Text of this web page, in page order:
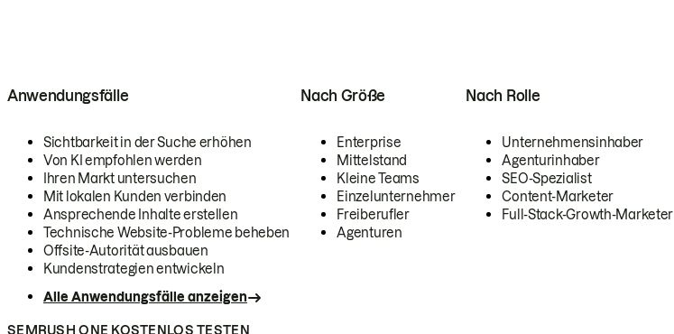
Anwendungsfälle
Sichtbarkeit in der Suche erhöhen
Von KI empfohlen werden
Ihren Markt untersuchen
Mit lokalen Kunden verbinden
Ansprechende Inhalte erstellen
Technische Website-Probleme beheben
Offsite-Autorität ausbauen
Kundenstrategien entwickeln
Alle Anwendungsfälle anzeigen
Nach Größe
Enterprise
Mittelstand
Kleine Teams
Einzelunternehmer
Freiberufler
Agenturen
Nach Rolle
Unternehmensinhaber
Agenturinhaber
SEO-Spezialist
Content-Marketer
Full-Stack-Growth-Marketer
SEMRUSH ONE KOSTENLOS TESTEN